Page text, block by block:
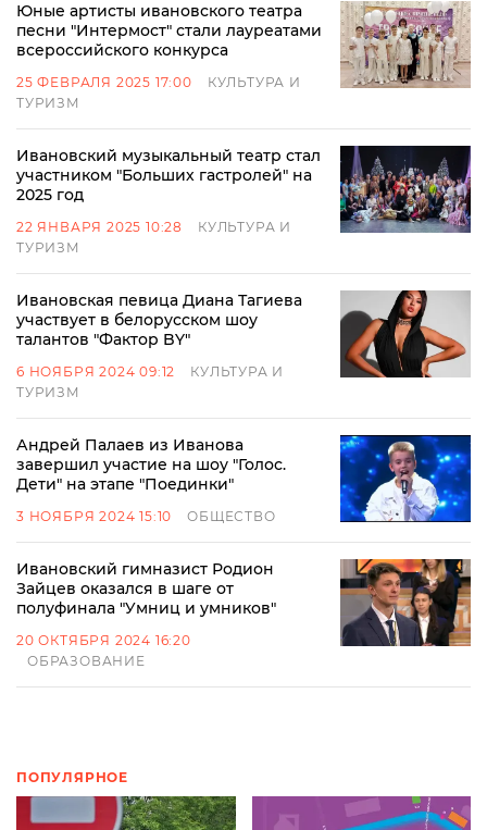
Юные артисты ивановского театра
песни "Интермост" стали лауреатами
всероссийского конкурса
25 ФЕВРАЛЯ 2025 17:00
КУЛЬТУРА И
ТУРИЗМ
Ивановский музыкальный театр стал
участником "Больших гастролей" на
2025 год
22 ЯНВАРЯ 2025 10:28
КУЛЬТУРА И
ТУРИЗМ
Ивановская певица Диана Тагиева
участвует в белорусском шоу
талантов "Фактор BY"
6 НОЯБРЯ 2024 09:12
КУЛЬТУРА И
ТУРИЗМ
Андрей Палаев из Иванова
завершил участие на шоу "Голос.
Дети" на этапе "Поединки"
3 НОЯБРЯ 2024 15:10 ОБЩЕСТВО
Ивановский гимназист Родион
Зайцев оказался в шаге от
полуфинала "Умниц и умников"
20 ОКТЯБРЯ 2024 16:20
ОБРАЗОВАНИЕ
ПОПУЛЯРНОЕ